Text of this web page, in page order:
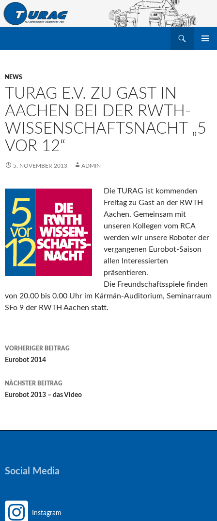
NEWS
TURAG E.V. ZU GAST IN
AACHEN BEI DER RWTH-
WISSENSCHAFTSNACHT „5
VOR 12“
5. NOVEMBER 2013 ADMIN
Die TURAG ist kommenden
Freitag zu Gast an der RWTH
Aachen. Gemeinsam mit
unseren Kollegen vom RCA
werden wir unsere Roboter der
vergangenen Eurobot-Saison
allen Interessierten
präsentieren.
Die Freundschaftsspiele finden
von 20.00 bis 0.00 Uhr im Kármán-Auditorium, Seminarraum
SFo 9 der RWTH Aachen statt.
Beitragsnavigation
VORHERIGER BEITRAG
Eurobot 2014
NÄCHSTER BEITRAG
Eurobot 2013 – das Video
Social Media
Instagram